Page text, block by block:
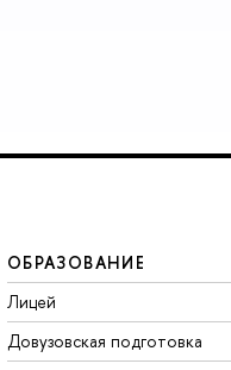
ОБРАЗОВАНИЕ
Лицей
Довузовская подготовка